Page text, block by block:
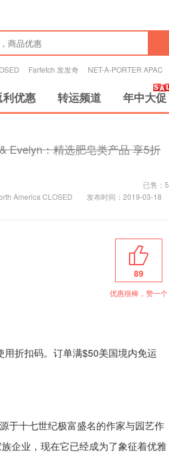
Farfetch 发发奇 NET-A-PORTER APAC
利优惠 转运频道 年中大促
Evelyn：精选肥皂类产品 享5折
已售：5
America CLOSED
发布时间：2019-03-18
89
优惠很棒，赞一个
折扣码。订单满$50美国境内免运
于十七世纪极富盛名的作家与园艺作
企业，现在它已经成为了象征着优雅